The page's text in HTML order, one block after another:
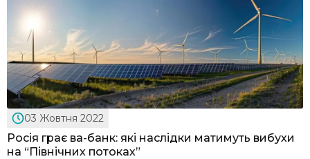
03 Жовтня 2022
Росія грає ва-банк: які наслідки матимуть вибухи
на “Північних потоках”